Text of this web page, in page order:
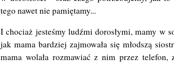
tego nawet nie pamiętamy...
I chociaż jesteśmy ludźmi dorosłymi, mamy w
jak mama bardziej zajmowała się młodszą
mama wolała rozmawiać z nim przez telefon,